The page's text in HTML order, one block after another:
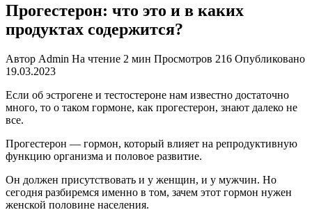
Прогестерон: что это и в каких
продуктах содержится?
Автор Admin На чтение 2 мин Просмотров 216 Опубликовано
19.03.2023
Если об эстрогене и тестостероне нам известно достаточно
много, то о таком гормоне, как прогестерон, знают далеко не
все.
Прогестерон — гормон, который влияет на репродуктивную
функцию организма и половое развитие.
Он должен присутствовать и у женщин, и у мужчин. Но
сегодня разбиремся именно в том, зачем этот гормон нужен
женской половине населения.